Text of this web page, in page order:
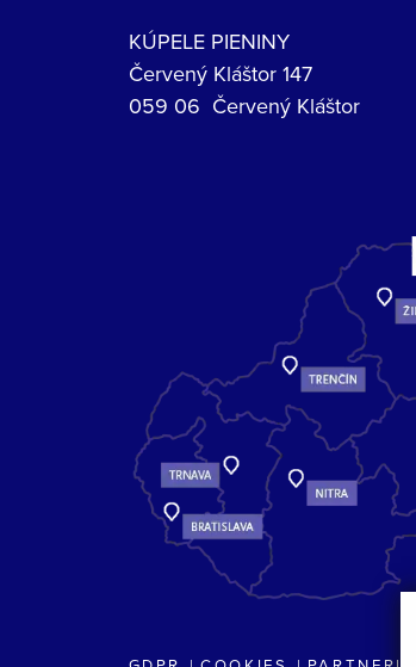
KÚPELE PIENINY
Červený Kláštor 147
059 06 Červený Kláštor